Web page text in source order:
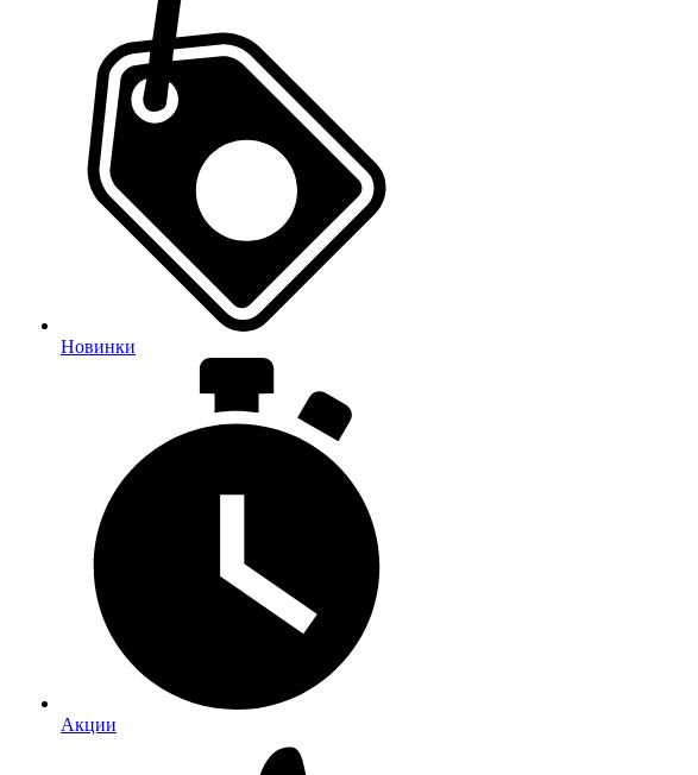
Новинки
Акции